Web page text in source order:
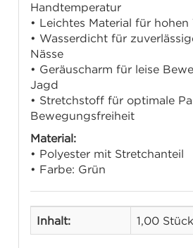
Handtemperatur
• Leichtes Material für
• Wasserdicht für
Nässe
• Geräuscharm für leise
Jagd
• Stretchstoff für optimale
Bewegungsfreiheit
Material:
• Polyester mit Stretchanteil
• Farbe: Grün
Inhalt: 1,00 Stück